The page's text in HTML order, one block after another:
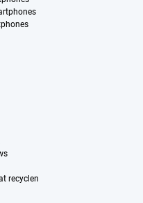
recyclen